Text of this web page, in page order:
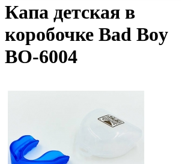
Капа детская в
коробочке Bad Boy
BO-6004